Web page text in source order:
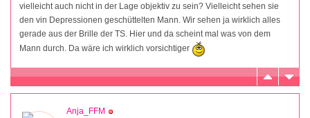
vielleicht auch nicht in der Lage objektiv zu sein? Vielleicht sehen sie
den vin Depressionen geschüttelten Mann. Wir sehen ja wirklich alles
gerade aus der Brille der TS. Hier und da scheint mal was von dem
Mann durch. Da wäre ich wirklich vorsichtiger
Anja_FFM